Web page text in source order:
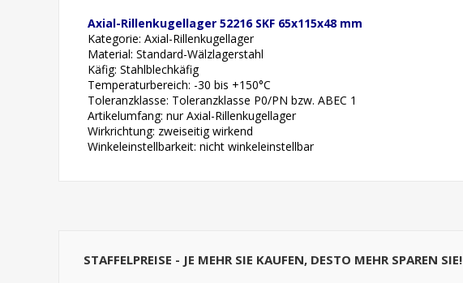
Axial-Rillenkugellager 52216 SKF 65x115x48 mm
Kategorie: Axial-Rillenkugellager
Material: Standard-Wälzlagerstahl
Käfig: Stahlblechkäfig
Temperaturbereich: -30 bis +150°C
Toleranzklasse: Toleranzklasse P0/PN bzw. ABEC 1
Artikelumfang: nur Axial-Rillenkugellager
Wirkrichtung: zweiseitig wirkend
Winkeleinstellbarkeit: nicht winkeleinstellbar
STAFFELPREISE - JE MEHR SIE KAUFEN, DESTO MEHR SPAREN SIE!